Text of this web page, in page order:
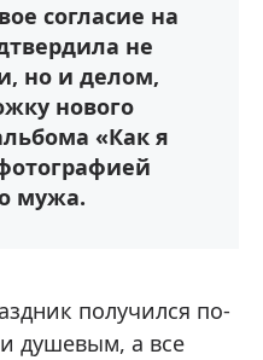
согласие на
не
но и делом,
нового
«Как я
мужа.
получился по-
душевым, а все